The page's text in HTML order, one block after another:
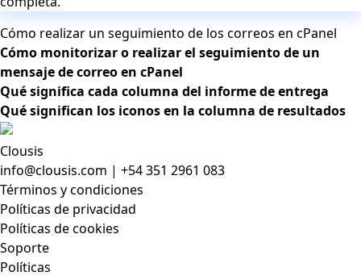
Cómo realizar un seguimiento de los correos en cPanel
Cómo monitorizar o realizar el seguimiento de un
mensaje de correo en cPanel
Qué significa cada columna del informe de entrega
Qué significan los iconos en la columna de resultados
Clousis
info@clousis.com | +54 351 2961 083
Términos y condiciones
Políticas de privacidad
Políticas de cookies
Soporte
Políticas